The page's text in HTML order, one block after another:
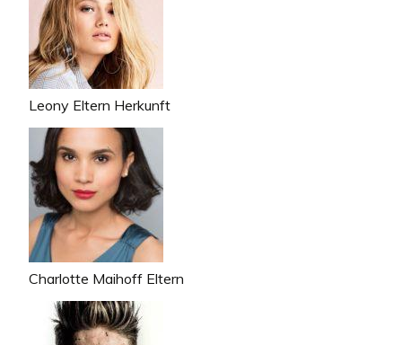
Leony Eltern Herkunft
Charlotte Maihoff Eltern